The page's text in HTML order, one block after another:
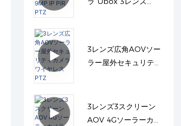
3レンズ広角AOVソー
ラー屋外セキュリティ
3レンズ3スクリーン
AOV 4Gソーラーカメ